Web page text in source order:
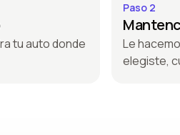
tu auto donde
Paso 2
Le
elegiste,